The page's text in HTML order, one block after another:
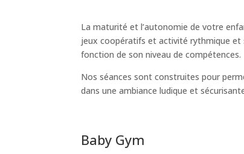
La maturité et l’autonomie de votre
jeux coopératifs et activité rythmique et
fonction de son niveau de compétences.
Nos séances sont construites pour
dans une ambiance ludique et
Baby Gym